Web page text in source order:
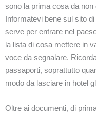
sono la prima cosa da
Informatevi bene sul sito
serve per entrare nel
la lista di cosa mettere in
voce da segnalare.
passaporti, soprattutto
modo da lasciare in hotel
Oltre ai documenti, di